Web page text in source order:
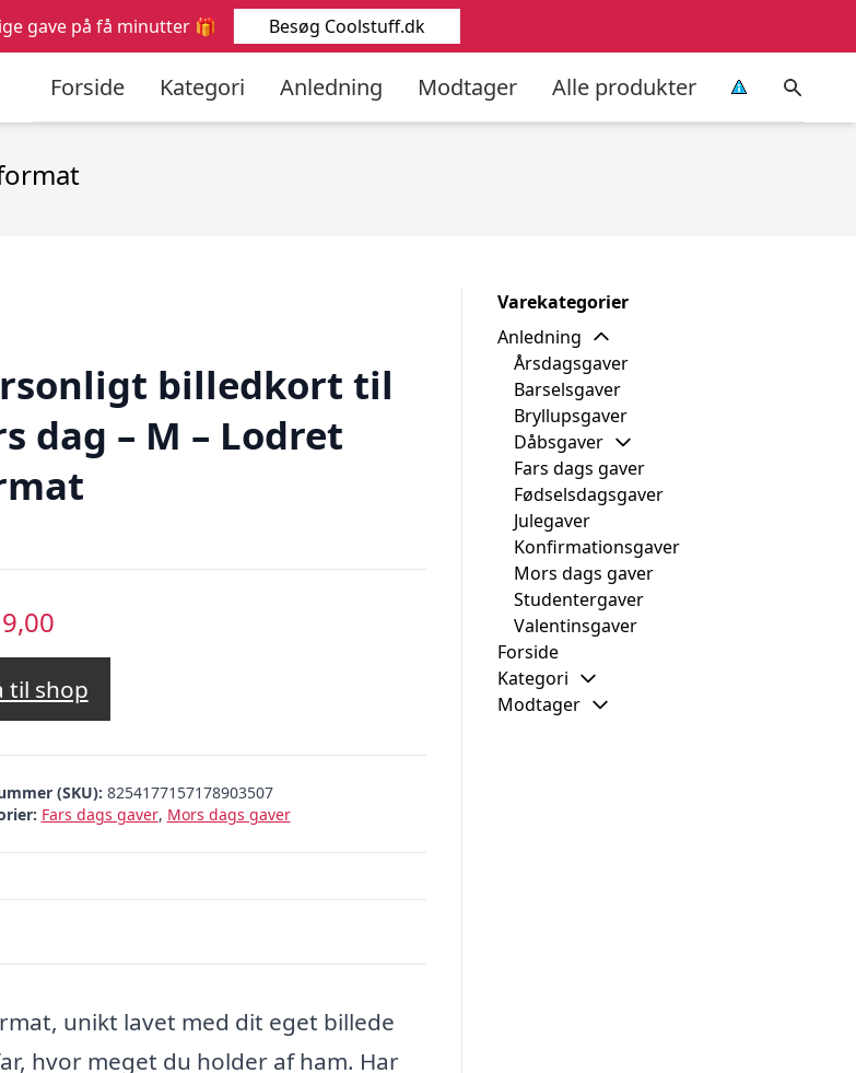
Forside Kategori Anledning Modtager Alle produkter
efter:
billedkort til
dag – M – Lodret
til shop
(SKU): 8254177157178903507
Fars dags gaver, Mors dags gaver
unikt lavet med dit eget billede
hvor meget du holder af ham. Har
Varekategorier
Anledning
Årsdagsgaver
Barselsgaver
Bryllupsgaver
Dåbsgaver
Fars dags gaver
Fødselsdagsgaver
Julegaver
Konfirmationsgaver
Mors dags gaver
Studentergaver
Valentinsgaver
Forside
Kategori
Modtager
gave på få minutter 🎁 Besøg Coolstuff.dk